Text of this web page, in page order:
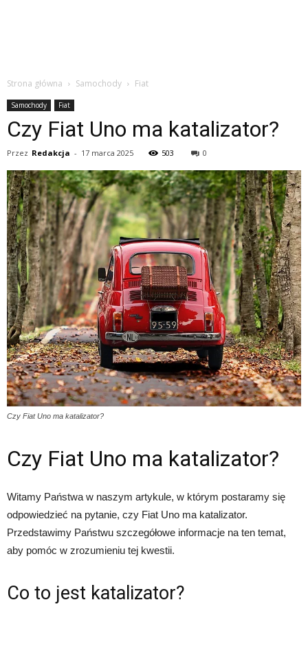
Strona główna Samochody Fiat
Samochody Fiat
Czy Fiat Uno ma katalizator?
Przez Redakcja - 17 marca 2025 503 0
Czy Fiat Uno ma katalizator?
Czy Fiat Uno ma katalizator?
Witamy Państwa w naszym artykule, w którym postaramy się
odpowiedzieć na pytanie, czy Fiat Uno ma katalizator.
Przedstawimy Państwu szczegółowe informacje na ten temat,
aby pomóc w zrozumieniu tej kwestii.
Co to jest katalizator?